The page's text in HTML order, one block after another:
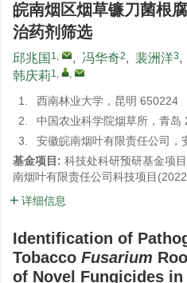
皖南烟区烟草镰刀菌根
治药剂筛选
邱兆国 1, , 冯华奇2, 裴洲洋3,
韩庆莉1, ,
1.
西南林业大学，昆明 650224
2.
中国农业科学院烟草所，青岛
3.
安徽皖南烟叶有限责任公司，
基金项目: 科技处科研预研基金项
南烟叶有限责任公司科技项目(
详细信息
Identification of
Tobacco Fusarium
of Novel Fungicides